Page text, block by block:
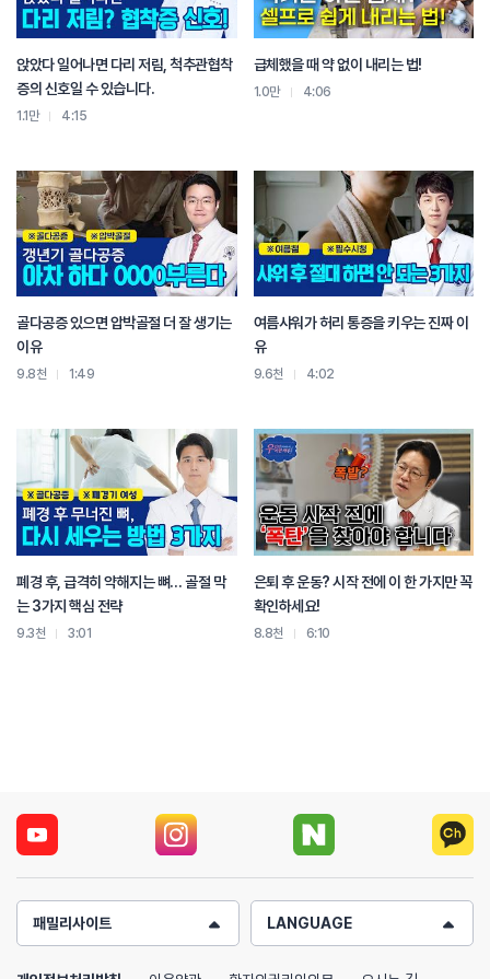
디스크 압력을 높이는 굴곡 동작 등을 조심해야 합니다.
상체를 앞으로 숙이면서 하는 전면 코어 동작은
요통을 오히려 심화시킬 수 있기 때문에 조심하셔야 합니다.
요추추간판 탈출증의 회복기에는
전면 코어 운동을 하실 때에는
상체를 앞으로 숙이시는게 아니라
상체는 최대한 고정시킨 상태에서
다리를 활용하면서 시행할 수 있는 필라테스 동작을 추천해 드립니다.
정리해서 말씀드리면
허리 통증이 있으신 경우에는
급성으로 발생한 허리 통증인지
혹은 만성적인 허리통증인지 살펴봐야 하고요.
급성 허리 통증의 경우에는
필라테스를 포함한 모든 운동들을
특히 부상으로 인한 급성 허리통증이 있는 경우에는
안정을 취해야 합니다.
만성적인 허리 통증이 있으신 경우에는
통증의 원인과 척추 상태에 따라서
증상이 악화되지 않는 선에서 필라테스를 하실 수가 있고요.
동작에 따라서 통증이 심해질 수도 있으니까
꼭 전문가에 도움을 받으시면서 하시는 것을 추천드리겠습니다.
앉았다 일어나면 다리 저림, 척추관협착
증의 신호일 수 있습니다.
1.1만 4:15
급체했을 때 약 없이 내리는 법!
1.0만 4:06
골다공증 있으면 압박골절 더 잘 생기는
이유
9.8천 1:49
여름샤워가 허리 통증을 키우는 진짜 이
유
9.6천 4:02
폐경 후, 급격히 약해지는 뼈… 골절 막
는 3가지 핵심 전략
9.3천 3:01
은퇴 후 운동? 시작 전에 이 한 가지만 꼭
확인하세요!
8.8천 6:10
패밀리사이트 LANGUAGE